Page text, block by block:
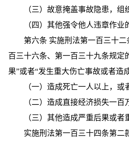
（三）故意掩盖事故隐患，组
（四）其他强令他人违章作业
第六条 实施刑法第一百三十
百三十六条、第一百三十九条规定
果”或者“发生重大伤亡事故或者造
（一）造成死亡一人以上，或
（二）造成直接经济损失一百
（三）其他造成严重后果或者
实施刑法第一百三十四条第二